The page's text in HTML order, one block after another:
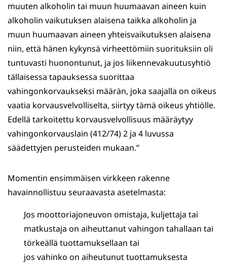
muuten alkoholin tai muun huumaavan aineen kuin
alkoholin vaikutuksen alaisena taikka alkoholin ja
muun huumaavan aineen yhteisvaikutuksen alaisena
niin, että hänen kykynsä virheettömiin suorituksiin oli
tuntuvasti huonontunut, ja jos liikennevakuutusyhtiö
tällaisessa tapauksessa suorittaa
vahingonkorvaukseksi määrän, joka saajalla on oikeus
vaatia korvausvelvolliselta, siirtyy tämä oikeus yhtiölle.
Edellä tarkoitettu korvausvelvollisuus määräytyy
vahingonkorvauslain (412/74) 2 ja 4 luvussa
säädettyjen perusteiden mukaan.”
Momentin ensimmäisen virkkeen rakenne
havainnollistuu seuraavasta asetelmasta:
Jos moottoriajoneuvon omistaja, kuljettaja tai
matkustaja on aiheuttanut vahingon tahallaan tai
törkeällä tuottamuksellaan tai
jos vahinko on aiheutunut tuottamuksesta